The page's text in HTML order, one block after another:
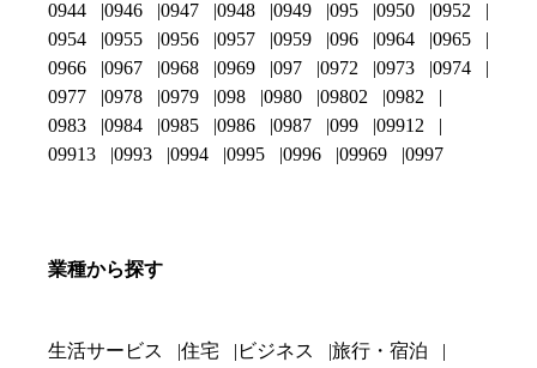
0944
0946 0947 0948 0949 095 0950
0952
0954
0955 0956 0957 0959 096 0964
0965
0966
0967 0968 0969 097 0972 0973
0974
0977
0978 0979 098 0980 09802
0982
0983
0984 0985 0986 0987 099
09912
09913
0993 0994 0995 0996 09969 0997
業種から探す
生活サービス 住宅 ビジネス
旅行・宿泊